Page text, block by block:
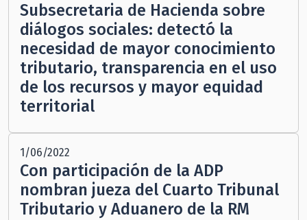
Subsecretaria de Hacienda sobre
diálogos sociales: detectó la
necesidad de mayor conocimiento
tributario, transparencia en el uso
de los recursos y mayor equidad
territorial
1/06/2022
Con participación de la ADP
nombran jueza del Cuarto Tribunal
Tributario y Aduanero de la RM